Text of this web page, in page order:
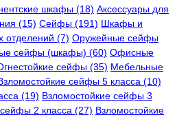
шкафы (18) Аксессуары для
(15) Сейфы (191) Шкафы и
отделений (7) Оружейные сейфы
сейфы (шкафы) (60) Офисные
сейфы (35) Мебельные
сейфы 5 класса (10)
(19) Взломостойкие сейфы 3
2 класса (27) Взломостойкие